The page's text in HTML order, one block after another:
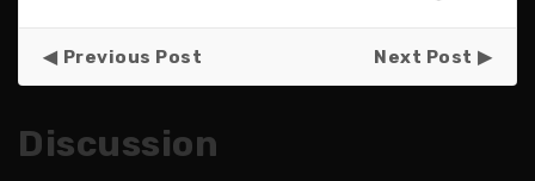
Previous Post Next Post
Discussion